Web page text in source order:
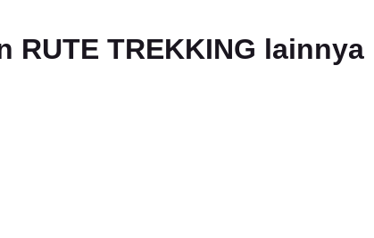
TREKKING lainnya